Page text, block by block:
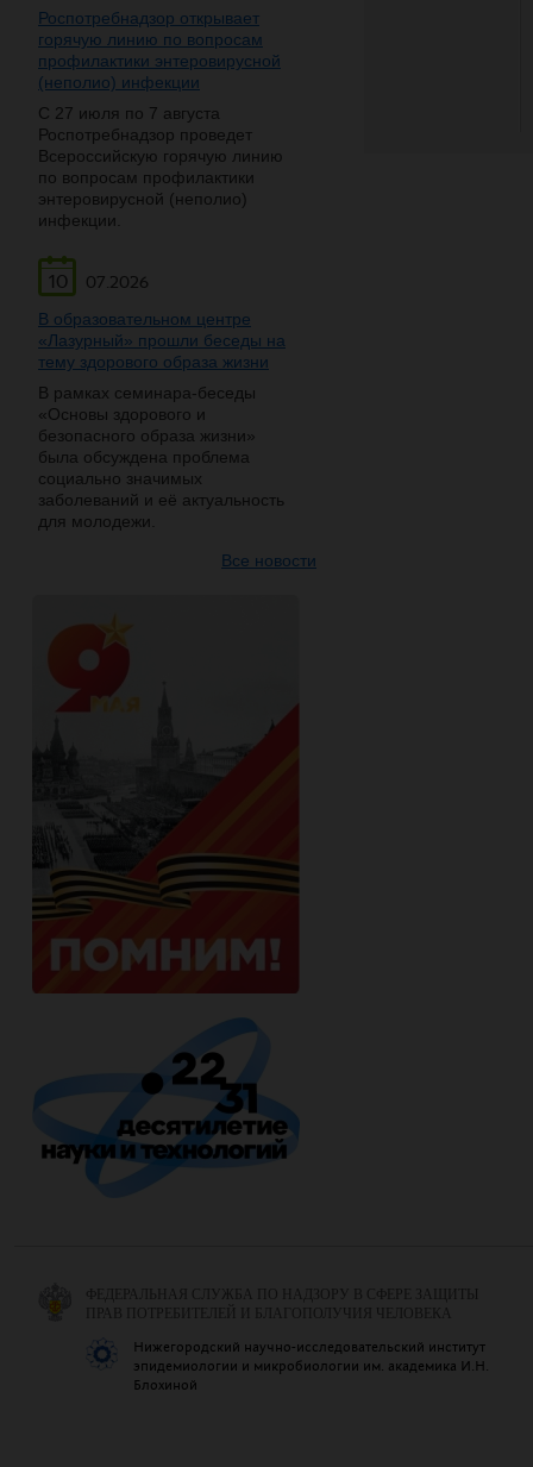
Роспотребнадзор открывает
горячую линию по вопросам
профилактики энтеровирусной
(неполио) инфекции
С 27 июля по 7 августа
Роспотребнадзор проведет
Всероссийскую горячую линию
по вопросам профилактики
энтеровирусной (неполио)
инфекции.
10
07.2026
В образовательном центре
«Лазурный» прошли беседы на
тему здорового образа жизни
В рамках семинара-беседы
«Основы здорового и
безопасного образа жизни»
была обсуждена проблема
социально значимых
заболеваний и её актуальность
для молодежи.
Все новости
ФЕДЕРАЛЬНАЯ СЛУЖБА ПО НАДЗОРУ В СФЕРЕ ЗАЩИТЫ
ПРАВ ПОТРЕБИТЕЛЕЙ И БЛАГОПОЛУЧИЯ ЧЕЛОВЕКА
Нижегородский научно-исследовательский институт
эпидемиологии и микробиологии им. академика И.Н.
Блохиной